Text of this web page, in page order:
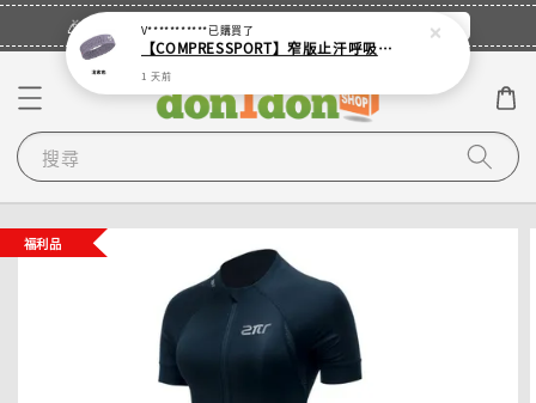
🎉登入會員・領取您的專屬折扣券！ 立即登入
搜尋
福利品
V***********已購買了
【COMPRESSPORT】窄版止汗呼吸頭帶2.0_【零碼】
1 天前